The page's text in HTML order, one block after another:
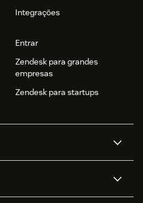
Integrações
Entrar
Zendesk para grandes
empresas
Zendesk para startups
Mensagens e chat em tempo
real